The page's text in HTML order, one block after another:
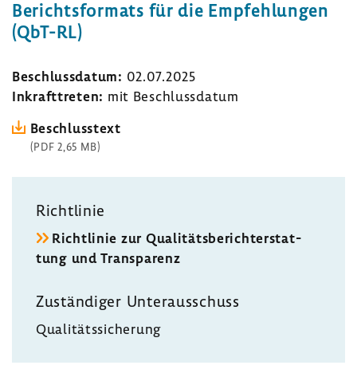
Berichts­for­mats für die Empfeh­lungen
(QbT-RL)
Beschluss­datum: 02.07.2025
Inkraft­treten: mit Beschluss­datum
Beschluss­text
(PDF 2,65 MB)
Richt­linie
Richt­linie zur Quali­täts­be­richt­erstat­
tung und Trans­pa­renz
Zustän­diger Unter­aus­schuss
Quali­täts­si­che­rung